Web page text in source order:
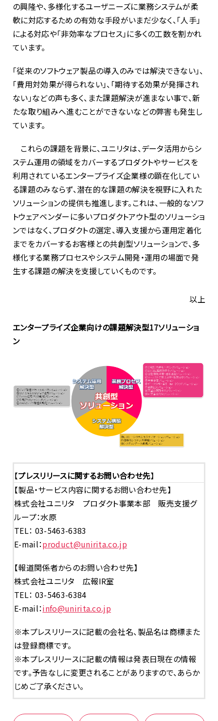
の興隆や、多様化するユーザニーズに業務システムが柔
軟に対応するための有効な手段がいまだ少なく、「人手」
による対応や「非効率なプロセス」に多くの工数を割かれ
ています。
「従来のソフトウェア製品の導入のみでは解決できない」、
「費用対効果が得られない」、「期待する効果が発揮され
ない」などの声も多く、また課題解決が進まない事で、新
たな取り組みへ進むことができないなどの弊害も発生し
ています。
これらの課題を背景に、ユニリタは、データ活用からシ
ステム運用の領域をカバーするプロダクトやサービスを
利用されているエンタープライズ企業様の顕在化してい
る課題のみならず、潜在的な課題の解決を視野に入れた
ソリューションの提供も推進します。これは、一般的なソフ
トウェアベンダーに多いプロダクトアウト型のソリューショ
ンではなく、プロダクトの選定、導入支援から運用定着化
までをカバーするお客様との共創型ソリューションで、多
様化する業務プロセスやシステム開発・運用の場面で発
生する課題の解決を支援していくものです。
以上
エンタープライズ企業向けの課題解決型17ソリューショ
ン
【プレスリリースに関するお問い合わせ先】
【製品・サービス内容に関するお問い合わせ先】
株式会社ユニリタ プロダクト事業本部 販売支援グ
ループ：水原
TEL： 03-5463-6383
E-mail：product@unirita.co.jp
【報道関係者からのお問い合わせ先】
株式会社ユニリタ 広報IR室
TEL： 03-5463-6384
E-mail：info@unirita.co.jp
※本プレスリリースに記載の会社名、製品名は商標また
は登録商標です。
※本プレスリリースに記載の情報は発表日現在の情報
です。予告なしに変更されることがありますので、あらか
じめご了承ください。